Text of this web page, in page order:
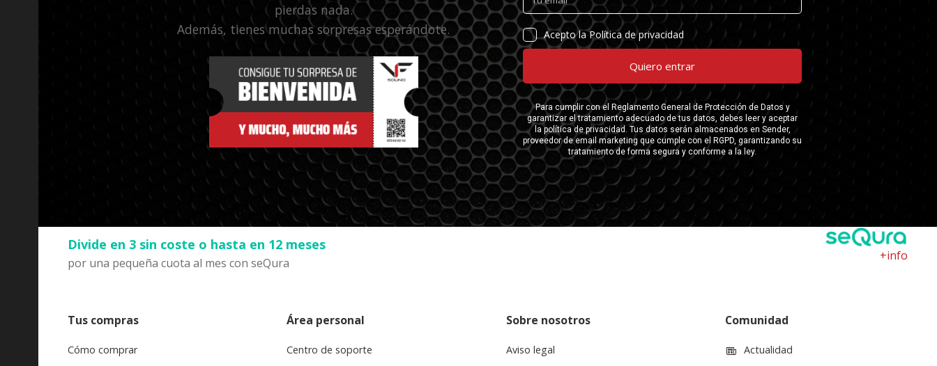
pierdas nada.
Además, tienes muchas sorpresas esperándote.
Divide en 3 sin coste o hasta en 12 meses
por una pequeña cuota al mes con seQura
+info
Tus compras
Cómo comprar
Área personal
Centro de soporte
Sobre nosotros
Aviso legal
Comunidad
Actualidad